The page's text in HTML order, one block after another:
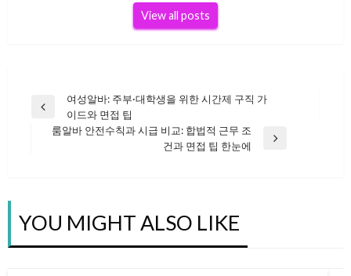
View all posts
글
Previous
여성알바: 주부·대학생을 위한 시간제 구직 가
이드와 면접 팁
룸알바 안전수칙과 시급 비교: 합법적 근무 조
건과 면접 팁 한눈에
YOU MIGHT ALSO LIKE